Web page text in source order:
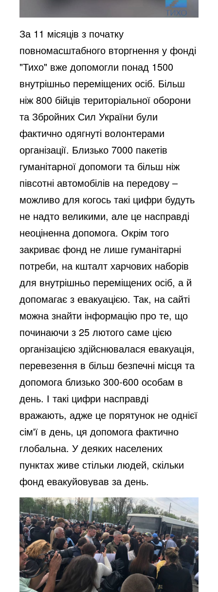
За 11 місяців з початку
повномасштабного вторгнення у фонді
"Тихо" вже допомогли понад 1500
внутрішньо переміщених осіб. Більш
ніж 800 бійців територіальної оборони
та Збройних Сил України були
фактично одягнуті волонтерами
організації. Близько 7000 пакетів
гуманітарної допомоги та більш ніж
півсотні автомобілів на передову –
можливо для когось такі цифри будуть
не надто великими, але це насправді
неоціненна допомога. Окрім того
закриває фонд не лише гуманітарні
потреби, на кшталт харчових наборів
для внутрішньо переміщених осіб, а й
допомагає з евакуацією. Так, на сайті
можна знайти інформацію про те, що
починаючи з 25 лютого саме цією
організацією здійснювалася евакуація,
перевезення в більш безпечні місця та
допомога близько 300-600 особам в
день. І такі цифри насправді
вражають, адже це порятунок не однієї
сім'ї в день, ця допомога фактично
глобальна. У деяких населених
пунктах живе стільки людей, скільки
фонд евакуйовував за день.